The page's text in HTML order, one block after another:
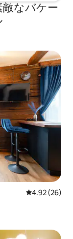
なバケー
レビュー26
4.92 (26)